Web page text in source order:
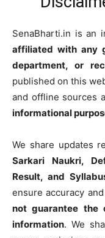
SenaBharti.in is an
affiliated with any
department, or
published on this
and offline sources
informational
We share updates
Sarkari Naukri,
Result, and
ensure accuracy
not guarantee the
information. We